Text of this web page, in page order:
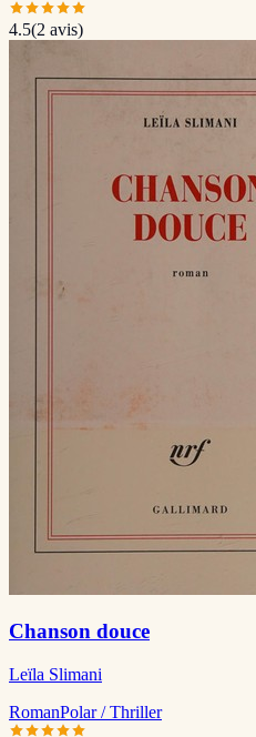
4.5(2 avis)
Chanson douce
Leïla Slimani
RomanPolar / Thriller